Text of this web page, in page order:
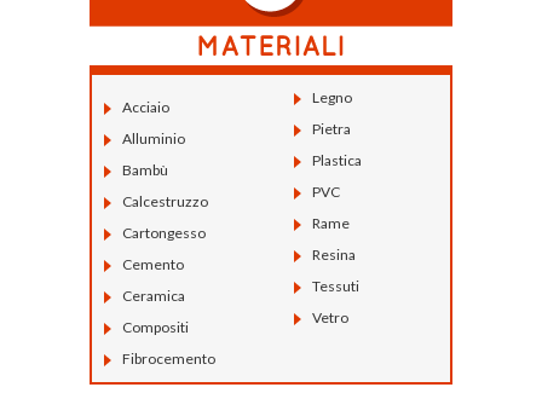
Acciaio
Alluminio
Bambù
Calcestruzzo
Cartongesso
Cemento
Ceramica
Compositi
Fibrocemento
Legno
Pietra
Plastica
PVC
Rame
Resina
Tessuti
Vetro